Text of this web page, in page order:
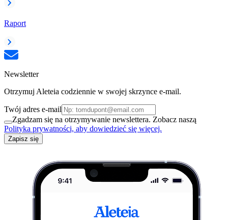
Raport
Newsletter
Otrzymuj Aleteia codziennie w swojej skrzynce e-mail.
Twój adres e-mail
Zgadzam się na otrzymywanie newslettera. Zobacz naszą
Polityka prywatności, aby dowiedzieć się więcej.
Zapisz się